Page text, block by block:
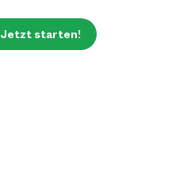
Jetzt starten!